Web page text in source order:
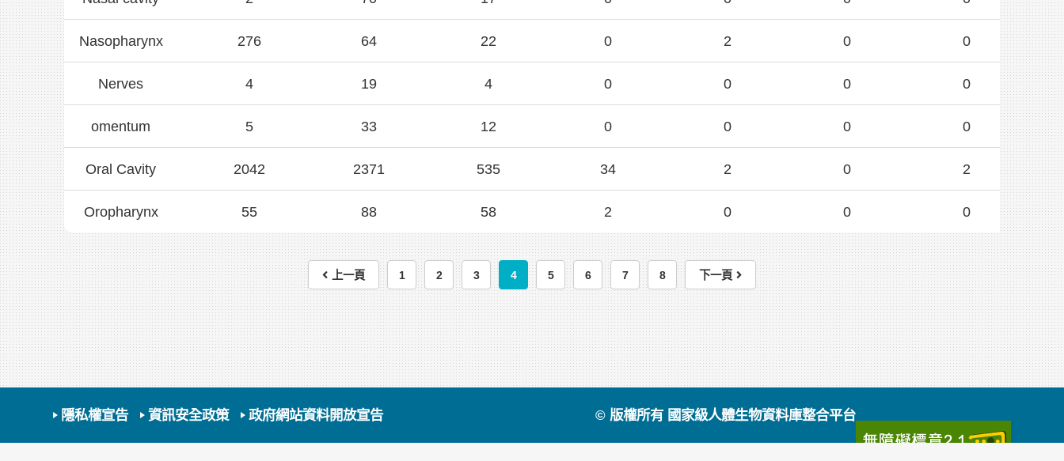
Nasopharynx 276 64 22 0 2 0 0
Nerves 4 19 4 0 0 0 0
omentum 5 33 12 0 0 0 0
Oral Cavity 2042 2371 535 34 2 0 2
Oropharynx 55 88 58 2 0 0 0
上一頁 1 2 3 4 5 6 7 8 下一頁
隱私權宣告 資訊安全政策 政府網站資料開放宣告 © 版權所有 國家級人體生物資料庫整合平台